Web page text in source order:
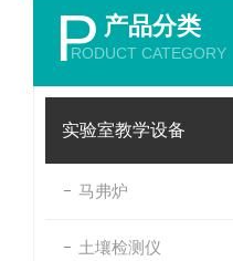
P 产品分类
RODUCT CATEGORY
实验室教学设备
马弗炉
土壤检测仪